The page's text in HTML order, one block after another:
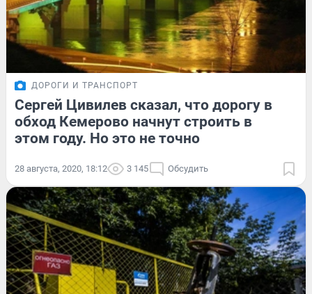
ДОРОГИ И ТРАНСПОРТ
Сергей Цивилев сказал, что дорогу в
обход Кемерово начнут строить в
этом году. Но это не точно
28 августа, 2020, 18:12 3 145 Обсудить